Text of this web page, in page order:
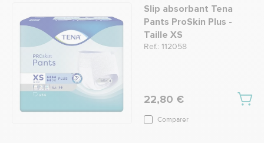
Slip absorbant Tena
Pants ProSkin Plus -
Taille XS
Ref.: 112058
22,80 €
Comparer